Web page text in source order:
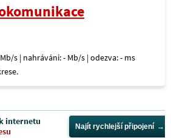
s | nahrávání: - Mb/s | odezva: - ms
internetu
Najít rychlejší připojení